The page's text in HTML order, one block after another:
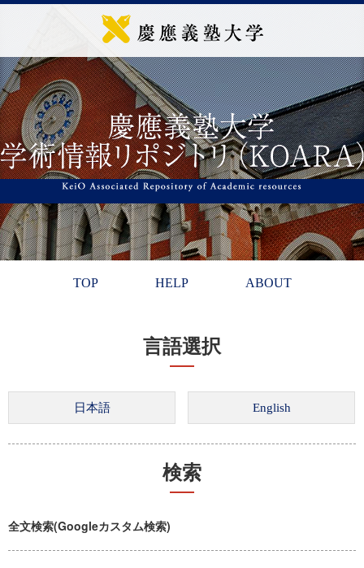
TOP HELP ABOUT
言語選択
検索
全文検索(Googleカスタム検索)